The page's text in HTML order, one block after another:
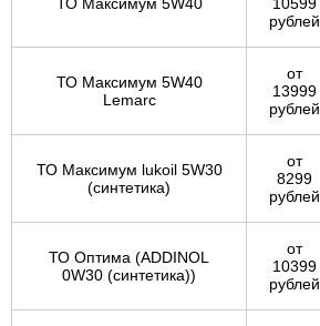
ТО Максимум 5W40
10599
рублей
ТО Максимум 5W40
Lemarc
от
13999
рублей
ТО Максимум lukoil 5W30
(синтетика)
от
8299
рублей
ТО Оптима (ADDINOL
0W30 (синтетика))
от
10399
рублей